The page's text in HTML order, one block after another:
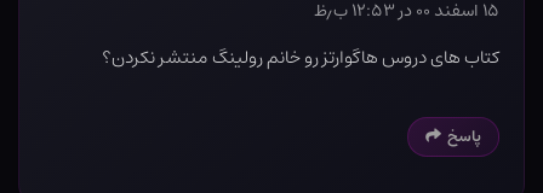
۱۵ اسفند ۰۰ در ۱۲:۵۳ ب٫ظ
کتاب های دروس هاگوارتز رو خانم رولینگ منتشر نکردن؟
پاسخ